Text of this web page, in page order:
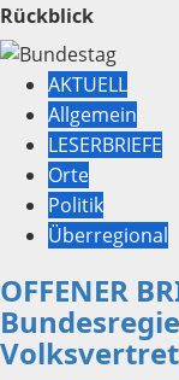
Rückblick
AKTUELL
Allgemein
LESERBRIEFE
Orte
Politik
Überregional
OFFENER